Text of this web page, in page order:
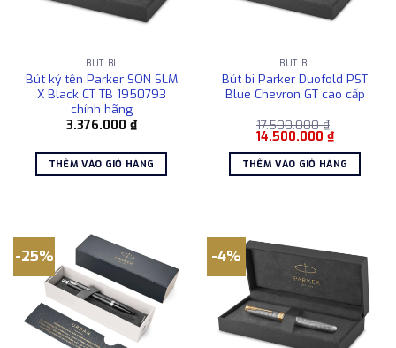
BÚT BI
Bút ký tên Parker SON SLM
X Black CT TB 1950793
chính hãng
3.376.000 ₫
THÊM VÀO GIỎ HÀNG
BÚT BI
Bút bi Parker Duofold PST
Blue Chevron GT cao cấp
17.500.000₫
Giá
là:
17.500.000 ₫.
14.500.000 ₫Giá
tại
là:
THÊM VÀO GIỎ HÀNG
-25% -4%